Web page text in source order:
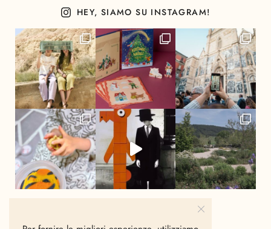
HEY, SIAMO SU INSTAGRAM!